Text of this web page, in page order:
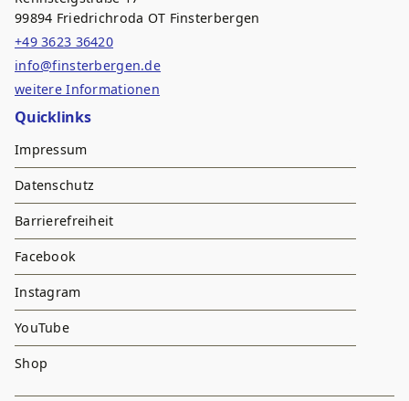
99894 Friedrichroda OT Finsterbergen
+49 3623 36420
info@finsterbergen.de
weitere Informationen
Quicklinks
Impressum
Datenschutz
Barrierefreiheit
Facebook
Instagram
YouTube
Shop